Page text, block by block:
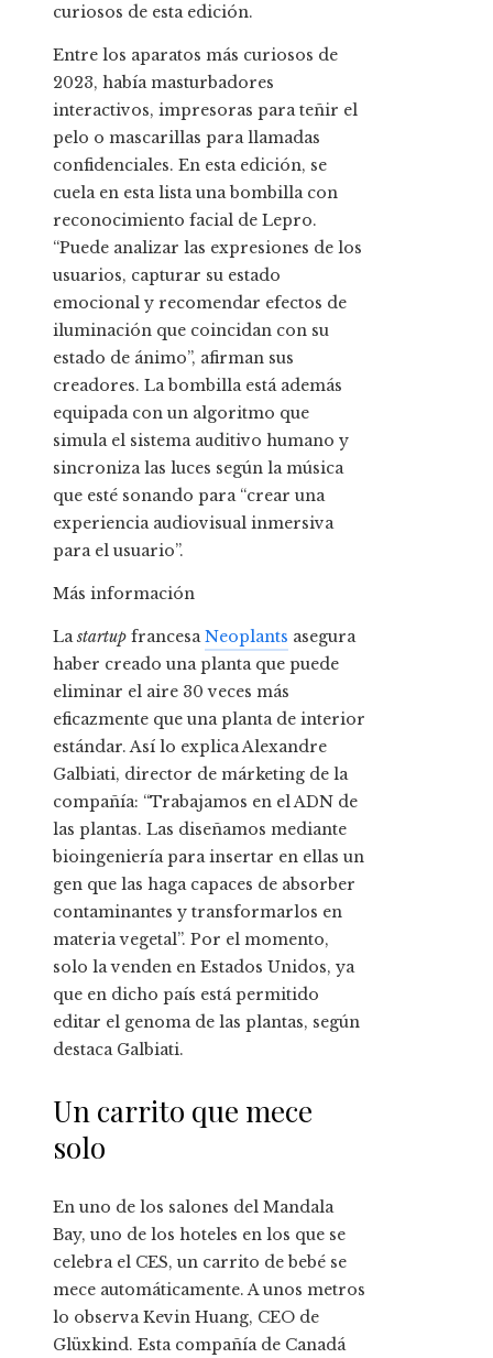
curiosos de esta edición.
Entre los aparatos más curiosos de
2023, había masturbadores
interactivos, impresoras para teñir el
pelo o mascarillas para llamadas
confidenciales. En esta edición, se
cuela en esta lista una bombilla con
reconocimiento facial de Lepro.
“Puede analizar las expresiones de los
usuarios, capturar su estado
emocional y recomendar efectos de
iluminación que coincidan con su
estado de ánimo”, afirman sus
creadores. La bombilla está además
equipada con un algoritmo que
simula el sistema auditivo humano y
sincroniza las luces según la música
que esté sonando para “crear una
experiencia audiovisual inmersiva
para el usuario”.
Más información
Lastartup francesaNeoplants asegura
haber creado una planta que puede
eliminar el aire 30 veces más
eficazmente que una planta de interior
estándar. Así lo explica Alexandre
Galbiati, director de márketing de la
compañía: “Trabajamos en el ADN de
las plantas. Las diseñamos mediante
bioingeniería para insertar en ellas un
gen que las haga capaces de absorber
contaminantes y transformarlos en
materia vegetal”. Por el momento,
solo la venden en Estados Unidos, ya
que en dicho país está permitido
editar el genoma de las plantas, según
destaca Galbiati.
Un carrito que mece
solo
En uno de los salones del Mandala
Bay, uno de los hoteles en los que se
celebra el CES, un carrito de bebé se
mece automáticamente. A unos metros
lo observa Kevin Huang, CEO de
Glüxkind. Esta compañía de Canadá